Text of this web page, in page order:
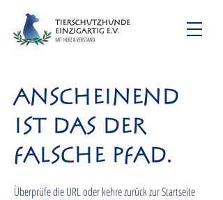
Anscheinend
ist das der
falsche Pfad.
Überprüfe die URL oder kehre zurück zur Startseite